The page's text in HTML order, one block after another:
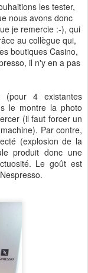
les tester,
nous avons donc
je remercie :-), qui
au collègue qui,
boutiques Casino,
il n'y en a pas
4 existantes
le montre la photo
(il faut forcer un
Par contre,
(explosion de la
produit donc une
Le goût est